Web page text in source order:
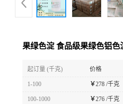
果绿色淀 食品级果绿色铝
起订量 (千克) 价格
1-100 ￥278 /千克
100-1000 ￥276 /千克